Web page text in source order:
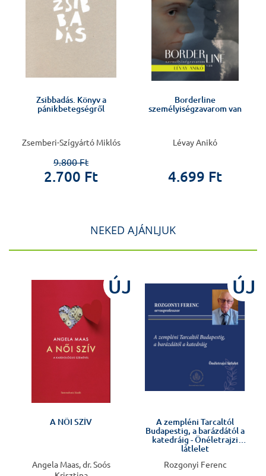
Zsibbadás. Könyv a
pánikbetegségről
Zsemberi-Szígyártó Miklós
9.800 Ft
2.700 Ft
Borderline
személyiségzavarom van
Lévay Anikó
4.699 Ft
NEKED AJÁNLJUK
ÚJ
A NŐI SZÍV
Angela Maas, dr. Soós
ÚJ
A zempléni Tarcaltól
Budapestig, a barázdától a
katedráig - Önéletrajzi
látlelet
Rozgonyi Ferenc